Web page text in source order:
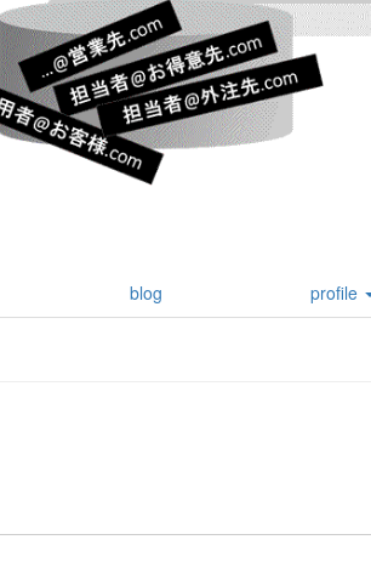
blog profile